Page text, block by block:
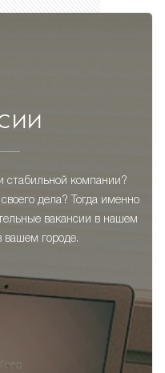
стабильной компании?
дела? Тогда именно
вакансии в нашем
вашем городе.